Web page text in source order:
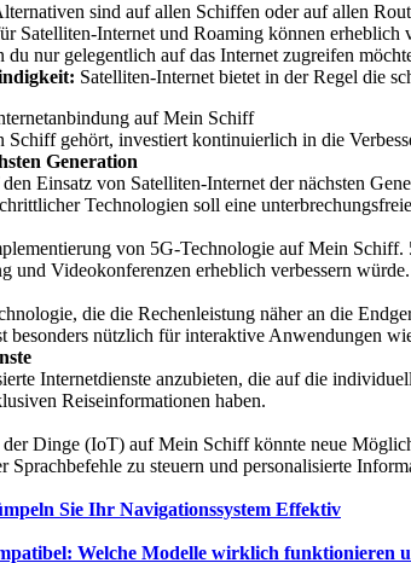
sind auf allen Schiffen oder auf allen
Satelliten-Internet und Roaming können erheblich
du nur gelegentlich auf das Internet zugreifen
Satelliten-Internet bietet in der Regel die
auf Mein Schiff
gehört, investiert kontinuierlich in die
Generation
Einsatz von Satelliten-Internet der nächsten
Technologien soll eine
von 5G-Technologie auf Mein
und Videokonferenzen erheblich verbessern würde.
die die Rechenleistung näher an die
besonders nützlich für interaktive Anwendungen
Internetdienste anzubieten, die auf die
Reiseinformationen haben.
Dinge (IoT) auf Mein Schiff könnte neue
Sprachbefehle zu steuern und personalisierte
Sie Ihr Navigationssystem Effektiv
Welche Modelle wirklich funktionieren